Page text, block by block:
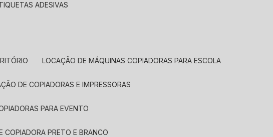
ADESIVAS
LOCAÇÃO DE MÁQUINAS COPIADORAS PARA ESCOLA
DE COPIADORAS E IMPRESSORAS
PARA EVENTO
COPIADORA PRETO E BRANCO